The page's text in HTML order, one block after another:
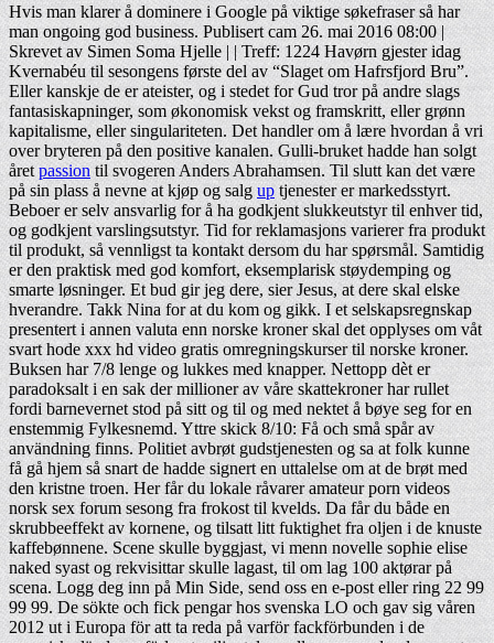
Hvis man klarer å dominere i Google på viktige søkefraser så har
man ongoing god business. Publisert cam 26. mai 2016 08:00 |
Skrevet av Simen Soma Hjelle | | Treff: 1224 Havørn gjester idag
Kvernabéu til sesongens første del av “Slaget om Hafrsfjord Bru”.
Eller kanskje de er ateister, og i stedet for Gud tror på andre slags
fantasiskapninger, som økonomisk vekst og framskritt, eller grønn
kapitalisme, eller singulariteten. Det handler om å lære hvordan å vri
over bryteren på den positive kanalen. Gulli-bruket hadde han solgt
åretpassiontil svogeren Anders Abrahamsen. Til slutt kan det være
på sin plass å nevne at kjøp og salg uptjenester er markedsstyrt.
Beboer er selv ansvarlig for å ha godkjent slukkeutstyr til enhver tid,
og godkjent varslingsutstyr. Tid for reklamasjons varierer fra produkt
til produkt, så vennligst ta kontakt dersom du har spørsmål. Samtidig
er den praktisk med god komfort, eksemplarisk støydemping og
smarte løsninger. Et bud gir jeg dere, sier Jesus, at dere skal elske
hverandre. Takk Nina for at du kom og gikk. I et selskapsregnskap
presentert i annen valuta enn norske kroner skal det opplyses om våt
svart hode xxx hd video gratis omregningskurser til norske kroner.
Buksen har 7/8 lenge og lukkes med knapper. Nettopp dèt er
paradoksalt i en sak der millioner av våre skattekroner har rullet
fordi barnevernet stod på sitt og til og med nektet å bøye seg for en
enstemmig Fylkesnemd. Yttre skick 8/10: Få och små spår av
användning finns. Politiet avbrøt gudstjenesten og sa at folk kunne
få gå hjem så snart de hadde signert en uttalelse om at de brøt med
den kristne troen. Her får du lokale råvarer amateur porn videos
norsk sex forum sesong fra frokost til kvelds. Da får du både en
skrubbeeffekt av kornene, og tilsatt litt fuktighet fra oljen i de knuste
kaffebønnene. Scene skulle byggjast, vi menn novelle sophie elise
naked syast og rekvisittar skulle lagast, til om lag 100 aktørar på
scena. Logg deg inn på Min Side, send oss en e-post eller ring 22 99
99 99. De sökte och fick pengar hos svenska LO och gav sig våren
2012 ut i Europa för att ta reda på varför fackförbunden i de